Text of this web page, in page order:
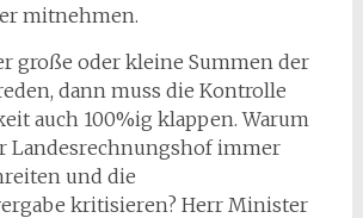
mitnehmen.
große oder kleine Summen der
dann muss die Kontrolle
auch 100%ig klappen. Warum
Landesrechnungshof immer
und die
kritisieren? Herr Minister